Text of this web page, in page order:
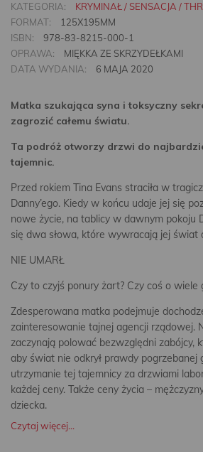
KATEGORIA:
KRYMINAŁ / SENSACJA /
FORMAT:
125X195MM
ISBN:
978-83-8215-000-1
OPRAWA:
MIĘKKA ZE SKRZYDEŁKAMI
DATA WYDANIA:
6 MAJA 2020
Matka szukająca syna i toksyczny
zagrozić całemu światu.
Ta podróż otworzy drzwi do
tajemnic.
Przed rokiem Tina Evans straciła w
Danny’ego. Kiedy w końcu udaje jej się
nowe życie, na tablicy w dawnym pokoju
się dwa słowa, które wywracają jej świat
NIE UMARŁ
Czy to czyjś ponury żart? Czy coś o wiele
Zdesperowana matka podejmuje
zainteresowanie tajnej agencji rządowej.
zaczynają polować bezwzględni zabójcy,
aby świat nie odkrył prawdy pogrzebanej
utrzymanie tej tajemnicy za drzwiami
każdej ceny. Także ceny życia –
dziecka.
Czytaj więcej...